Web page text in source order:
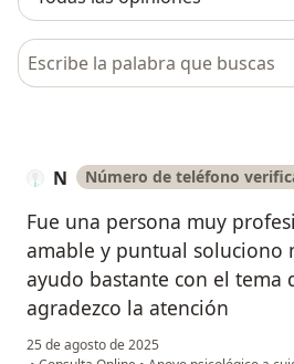
Busca en opiniones
N Número de teléfono
Fue una persona muy
amable y puntual soluciono
ayudo bastante con el tema
agradezco la atención
25 de agosto de 2025